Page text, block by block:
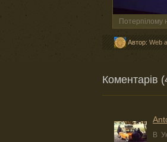
Потерпілому
Автор: Web
Коментарів
В